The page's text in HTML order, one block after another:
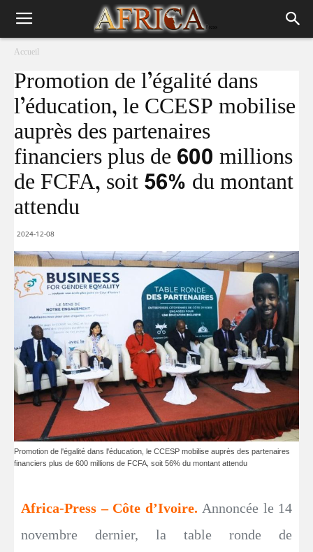
Accueil
Promotion de l’égalité dans
l’éducation, le CCESP mobilise
auprès des partenaires
financiers plus de 600 millions
de FCFA, soit 56% du montant
attendu
2024-12-08
Promotion de l'égalité dans l'éducation, le CCESP mobilise auprès des partenaires
financiers plus de 600 millions de FCFA, soit 56% du montant attendu
Africa-Press – Côte d’Ivoire. Annoncée le 14
novembre dernier, la table ronde de